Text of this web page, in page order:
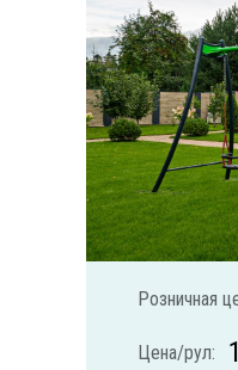
Розничная
Цена/рул: